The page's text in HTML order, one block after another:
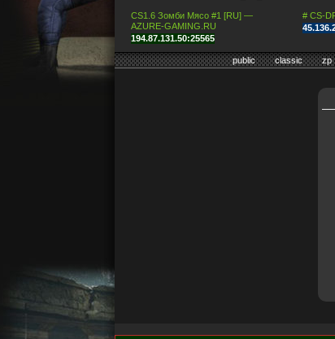
CS1.6 Зомби Мясо #1 [RU] —
AZURE-GAMING.RU
194.87.131.50:25565
# CS-
public classic zp